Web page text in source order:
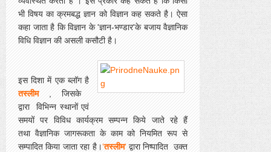
भी विषय का क्रमबद्ध ज्ञान को विज्ञान कह सकते है। ऐसा
कहा जाता है कि विज्ञान के 'ज्ञान-भण्डार'के बजाय वैज्ञानिक
विधि विज्ञान की असली कसौटी है।
इस दिशा में एक ब्लॉग है
तस्लीम, जिसके
द्वारा विभिन्न स्थानों एवं
समयों पर विविध कार्यक्रम सम्पन्न किये जाते रहे हैं
तथा वैज्ञानिक जागरूकता के काम को नियमित रूप से
सम्पादित किया जाता रहा है।‘तस्लीम‘द्वारा निष्पादित उक्त